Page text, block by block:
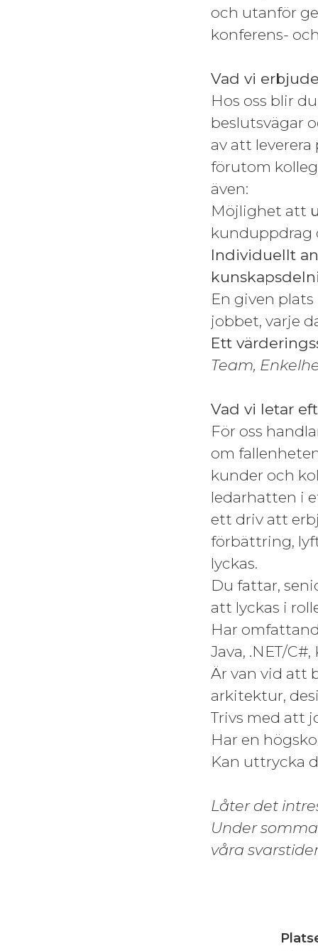
och utanför
konferens-
Vad vi
Hos oss blir
beslutsvägar
av att
förutom
även:
Möjlighet att
kunduppdrag
Individuellt
En given plats
jobbet, varje
Ett
Team,
Vad vi letar
För oss
om
kunder och
ledarhatten i
ett driv att
förbättring,
lyckas.
Du fattar,
att lyckas i
Har
Java, .NET/
Är van vid att
arkitektur,
Trivs med att
Har en
Kan uttrycka
Låter det
Under
våra